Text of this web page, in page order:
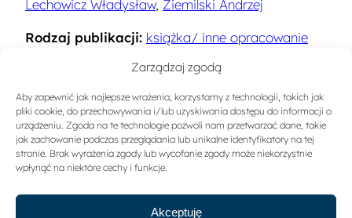
Zarządzaj zgodą
Aby zapewnić jak najlepsze wrażenia, korzystamy z technologii, takich jak
pliki cookie, do przechowywania i/lub uzyskiwania dostępu do informacji o
urządzeniu. Zgoda na te technologie pozwoli nam przetwarzać dane, takie
jak zachowanie podczas przeglądania lub unikalne identyfikatory na tej
stronie. Brak wyrażenia zgody lub wycofanie zgody może niekorzystnie
wpłynąć na niektóre cechy i funkcje.
Akceptuję
Lechowicz Władysław, Ziemilski Andrzej
Rodzaj publikacji: książka/ inne opracowanie
Rok: 1975
Miejsce wydania: Warszawa
Sygnatura:2695